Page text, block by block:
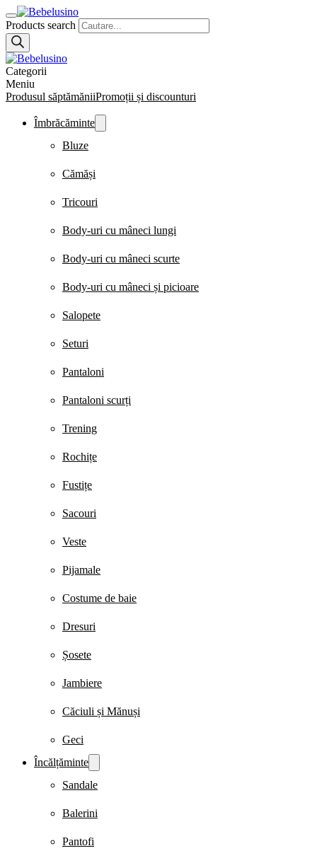
Products search
Categorii
Meniu
Produsul săptămăniiPromoții și discounturi
Îmbrăcăminte
Bluze
Cămăși
Tricouri
Body-uri cu mâneci lungi
Body-uri cu mâneci scurte
Body-uri cu mâneci și picioare
Salopete
Seturi
Pantaloni
Pantaloni scurți
Trening
Rochițe
Fustițe
Sacouri
Veste
Pijamale
Costume de baie
Dresuri
Șosete
Jambiere
Căciuli și Mănuși
Geci
Încălțăminte
Sandale
Balerini
Pantofi